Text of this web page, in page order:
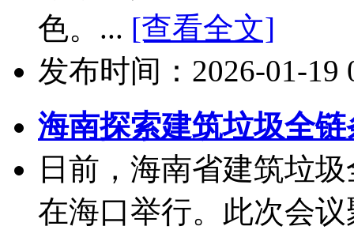
色。... [查看全文]
发布时间：2026-01-19
海南探索建筑垃圾全
日前，海南省建筑垃
在海口举行。此次会